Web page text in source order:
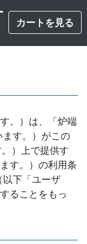
カートを見る
。）は、「炉端
す。）がこの
）上で提供す
す。）の利用条
下「ユーザ
ることをもっ